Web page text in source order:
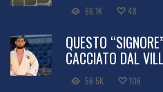
66.1K 48
QUESTO
CACCIATO DAL
56.5K 106